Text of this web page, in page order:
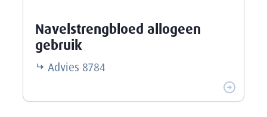
Navelstrengbloed allogeen
gebruik
Advies 8784